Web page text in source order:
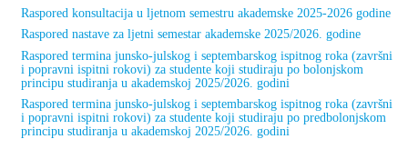
Raspored konsultacija u ljetnom semestru akademske 2025-2026 godine
Raspored nastave za ljetni semestar akademske 2025/2026. godine
Raspored termina junsko-julskog i septembarskog ispitnog roka (završni
i popravni ispitni rokovi) za studente koji studiraju po bolonjskom
principu studiranja u akademskoj 2025/2026. godini
Raspored termina junsko-julskog i septembarskog ispitnog roka (završni
i popravni ispitni rokovi) za studente koji studiraju po predbolonjskom
principu studiranja u akademskoj 2025/2026. godini